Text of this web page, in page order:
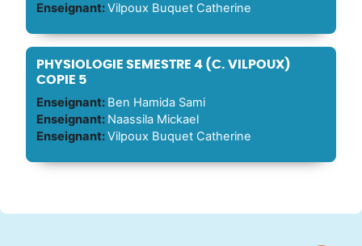
Enseignant:Vilpoux Buquet Catherine
PHYSIOLOGIE SEMESTRE 4 (C. VILPOUX)
COPIE 5
Enseignant: Ben Hamida Sami
Enseignant: Naassila Mickael
Enseignant:Vilpoux Buquet Catherine